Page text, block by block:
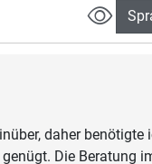
daher benötigte
Die Beratung